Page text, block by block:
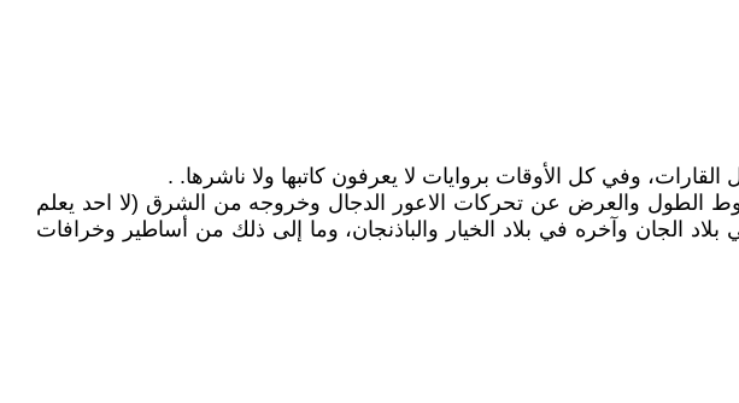
وفي كل الأوقات بروايات لا يعرفون كاتبها ولا ناشرها. .
الطول والعرض عن تحركات الاعور الدجال وخروجه من الشرق (لا احد يعلم
الجان وآخره في بلاد الخيار والباذنجان، وما إلى ذلك من أساطير وخرافات